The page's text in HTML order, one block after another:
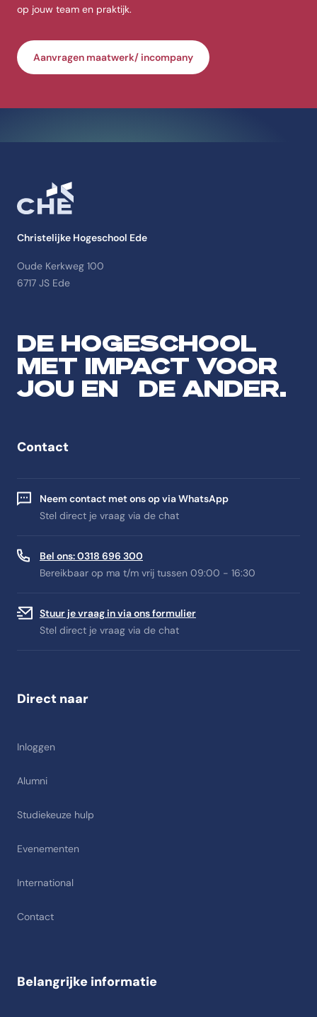
op jouw team en praktijk.
Aanvragen maatwerk/ incompany
Christelijke Hogeschool Ede
Oude Kerkweg 100
6717 JS Ede
DE HOGESCHOOL
MET IMPACT VOOR
JOU EN DE ANDER.
Contact
Neem contact met ons op via WhatsApp
Stel direct je vraag via de chat
Bel ons: 0318 696 300
Bereikbaar op ma t/m vrij tussen 09:00 - 16:30
Stuur je vraag in via ons formulier
Stel direct je vraag via de chat
Direct naar
Inloggen
Alumni
Studiekeuze hulp
Evenementen
International
Contact
Belangrijke informatie